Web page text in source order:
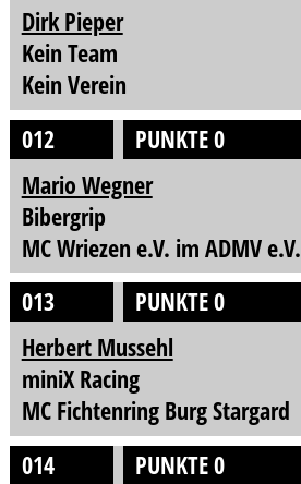
Dirk Pieper
Kein Team
Kein Verein
012
PUNKTE 0
Mario Wegner
Bibergrip
MC Wriezen e.V. im ADMV e.V.
013
PUNKTE 0
Herbert Mussehl
miniX Racing
MC Fichtenring Burg Stargard
014
PUNKTE 0